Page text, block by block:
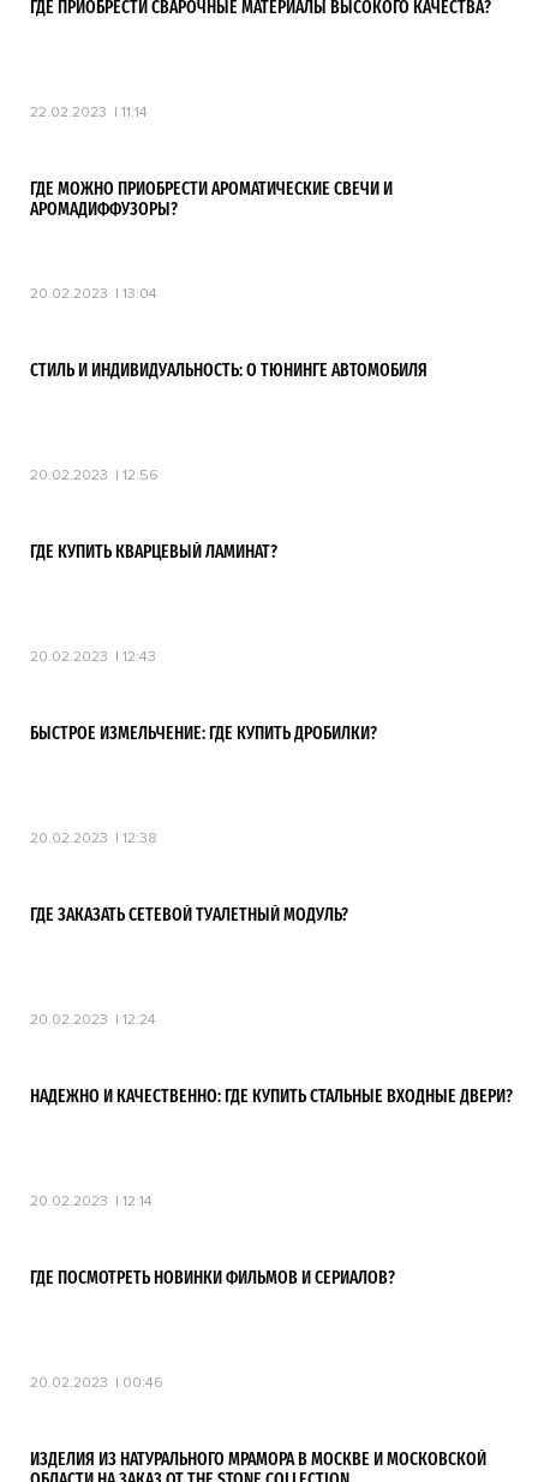
ГДЕ ПРИОБРЕСТИ СВАРОЧНЫЕ МАТЕРИАЛЫ ВЫСОКОГО КАЧЕСТВА?
22.02.2023 11:14
ГДЕ МОЖНО ПРИОБРЕСТИ АРОМАТИЧЕСКИЕ СВЕЧИ И
АРОМАДИФФУЗОРЫ?
20.02.2023 13:04
СТИЛЬ И ИНДИВИДУАЛЬНОСТЬ: О ТЮНИНГЕ АВТОМОБИЛЯ
20.02.2023 12:56
ГДЕ КУПИТЬ КВАРЦЕВЫЙ ЛАМИНАТ?
20.02.2023 12:43
БЫСТРОЕ ИЗМЕЛЬЧЕНИЕ: ГДЕ КУПИТЬ ДРОБИЛКИ?
20.02.2023 12:38
ГДЕ ЗАКАЗАТЬ СЕТЕВОЙ ТУАЛЕТНЫЙ МОДУЛЬ?
20.02.2023 12:24
НАДЕЖНО И КАЧЕСТВЕННО: ГДЕ КУПИТЬ СТАЛЬНЫЕ ВХОДНЫЕ ДВЕРИ?
20.02.2023 12:14
ГДЕ ПОСМОТРЕТЬ НОВИНКИ ФИЛЬМОВ И СЕРИАЛОВ?
20.02.2023 00:46
ИЗДЕЛИЯ ИЗ НАТУРАЛЬНОГО МРАМОРА В МОСКВЕ И МОСКОВСКОЙ